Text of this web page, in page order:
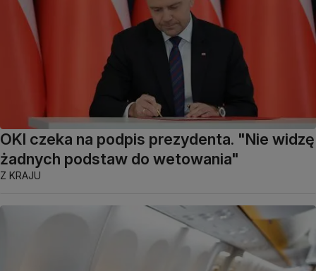
OKI czeka na podpis prezydenta. "Nie widzę
żadnych podstaw do wetowania"
Z KRAJU